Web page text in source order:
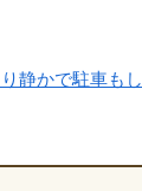
静かで駐車も